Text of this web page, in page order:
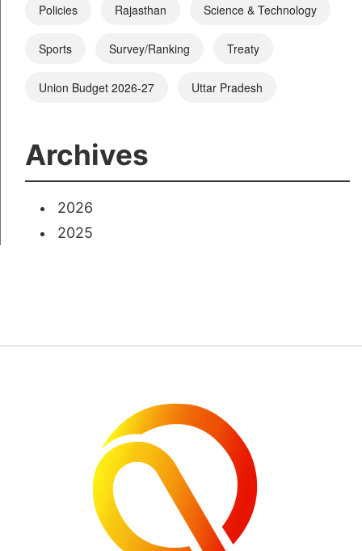
Policies Rajasthan Science & Technology
Sports Survey/Ranking Treaty
Union Budget 2026-27 Uttar Pradesh
Archives
2026
2025